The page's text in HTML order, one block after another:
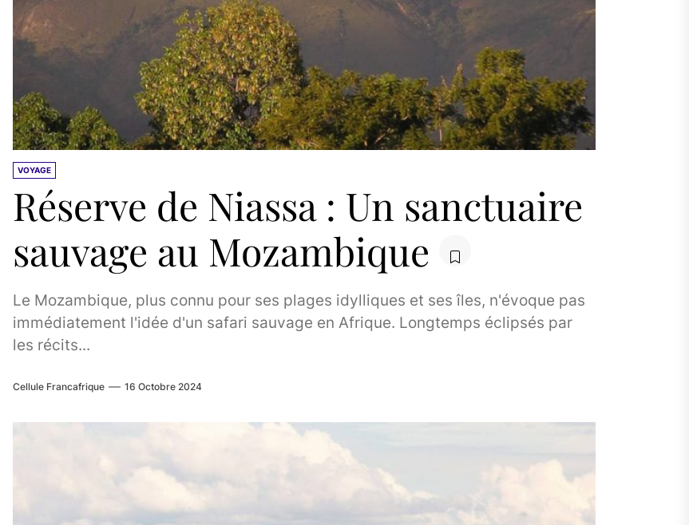
VOYAGE
Réserve de Niassa : Un sanctuaire
sauvage au Mozambique
Le Mozambique, plus connu pour ses plages idylliques et ses îles, n'évoque pas
immédiatement l'idée d'un safari sauvage en Afrique. Longtemps éclipsés par
les récits...
Cellule Francafrique 16 Octobre 2024